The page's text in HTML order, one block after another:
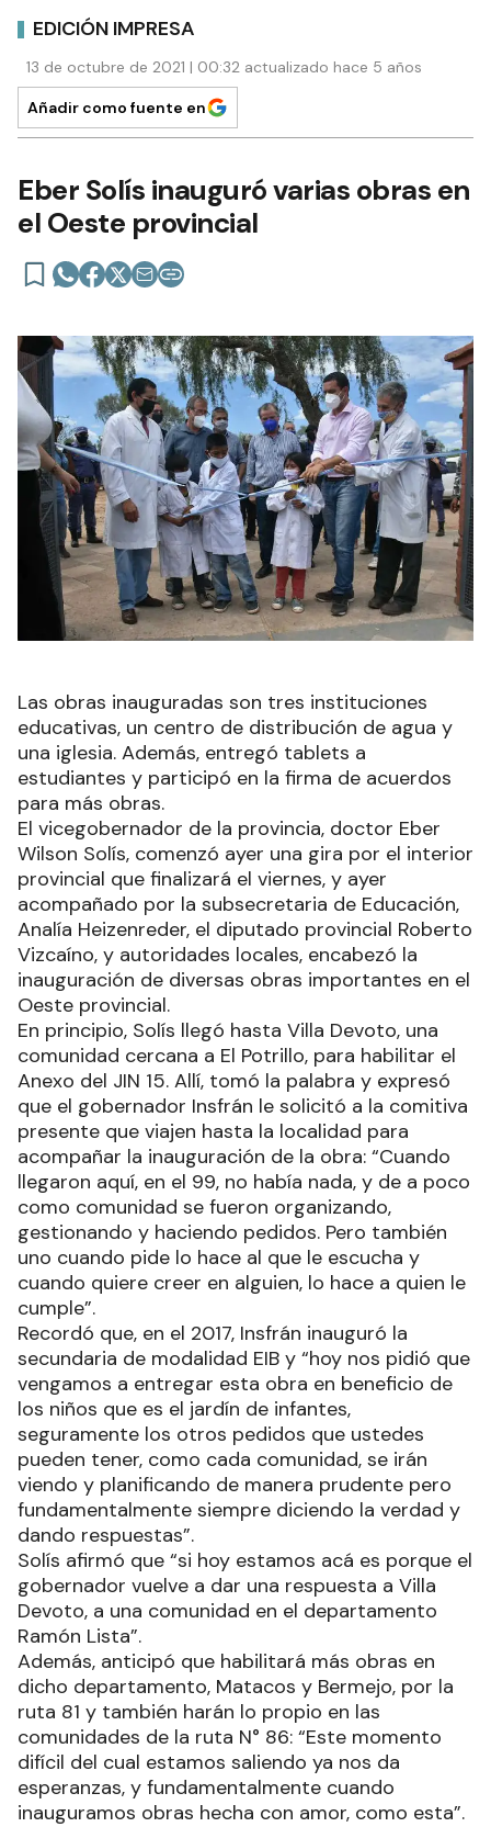
EDICIÓN IMPRESA
13 de octubre de 2021 | 00:32 actualizado hace 5 años
Añadir como fuente en
Eber Solís inauguró varias obras en
el Oeste provincial
Las obras inauguradas son tres instituciones
educativas, un centro de distribución de agua y
una iglesia. Además, entregó tablets a
estudiantes y participó en la firma de acuerdos
para más obras.
El vicegobernador de la provincia, doctor Eber
Wilson Solís, comenzó ayer una gira por el interior
provincial que finalizará el viernes, y ayer
acompañado por la subsecretaria de Educación,
Analía Heizenreder, el diputado provincial Roberto
Vizcaíno, y autoridades locales, encabezó la
inauguración de diversas obras importantes en el
Oeste provincial.
En principio, Solís llegó hasta Villa Devoto, una
comunidad cercana a El Potrillo, para habilitar el
Anexo del JIN 15. Allí, tomó la palabra y expresó
que el gobernador Insfrán le solicitó a la comitiva
presente que viajen hasta la localidad para
acompañar la inauguración de la obra: “Cuando
llegaron aquí, en el 99, no había nada, y de a poco
como comunidad se fueron organizando,
gestionando y haciendo pedidos. Pero también
uno cuando pide lo hace al que le escucha y
cuando quiere creer en alguien, lo hace a quien le
cumple”.
Recordó que, en el 2017, Insfrán inauguró la
secundaria de modalidad EIB y “hoy nos pidió que
vengamos a entregar esta obra en beneficio de
los niños que es el jardín de infantes,
seguramente los otros pedidos que ustedes
pueden tener, como cada comunidad, se irán
viendo y planificando de manera prudente pero
fundamentalmente siempre diciendo la verdad y
dando respuestas”.
Solís afirmó que “si hoy estamos acá es porque el
gobernador vuelve a dar una respuesta a Villa
Devoto, a una comunidad en el departamento
Ramón Lista”.
Además, anticipó que habilitará más obras en
dicho departamento, Matacos y Bermejo, por la
ruta 81 y también harán lo propio en las
comunidades de la ruta N° 86: “Este momento
difícil del cual estamos saliendo ya nos da
esperanzas, y fundamentalmente cuando
inauguramos obras hecha con amor, como esta”.